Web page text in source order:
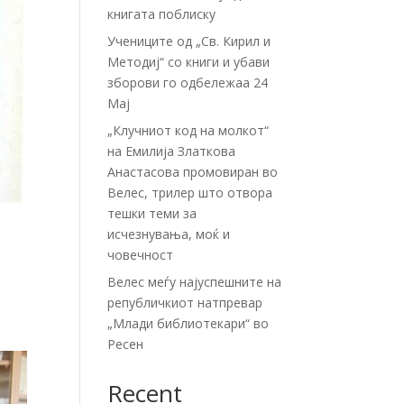
книгата поблиску
Учениците од „Св. Кирил и
Методиј“ со книги и убави
зборови го одбележаа 24
Мај
„Клучниот код на молкот“
на Емилија Златкова
Анастасова промовиран во
Велес, трилер што отвора
тешки теми за
исчезнувања, моќ и
човечност
Велес меѓу најуспешните на
републичкиот натпревар
„Млади библиотекари“ во
Ресен
Recent